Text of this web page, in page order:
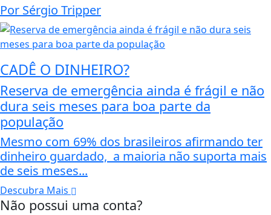
Por Sérgio Tripper
CADÊ O DINHEIRO?
Reserva de emergência ainda é frágil e não
dura seis meses para boa parte da
população
Mesmo com 69% dos brasileiros afirmando ter
dinheiro guardado, a maioria não suporta mais
de seis meses...
Descubra Mais
Não possui uma conta?